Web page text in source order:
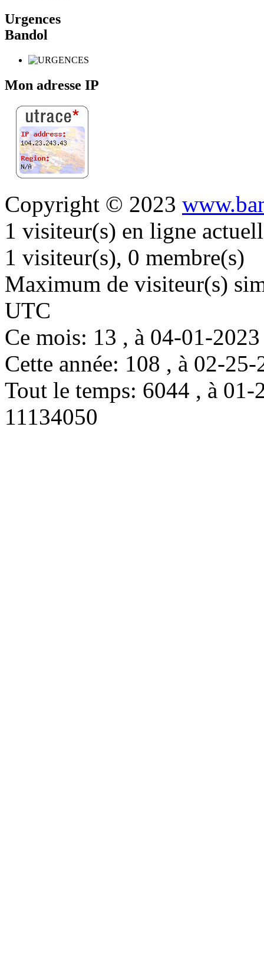
Urgences
Bandol
Mon adresse IP
Copyright © 2023
1 visiteur(s) en ligne
1 visiteur(s), 0 membre(s)
Maximum de visiteur(s)
UTC
Ce mois: 13 , à 04-01-
Cette année: 108 , à 02-
Tout le temps: 6044 , à
11134050